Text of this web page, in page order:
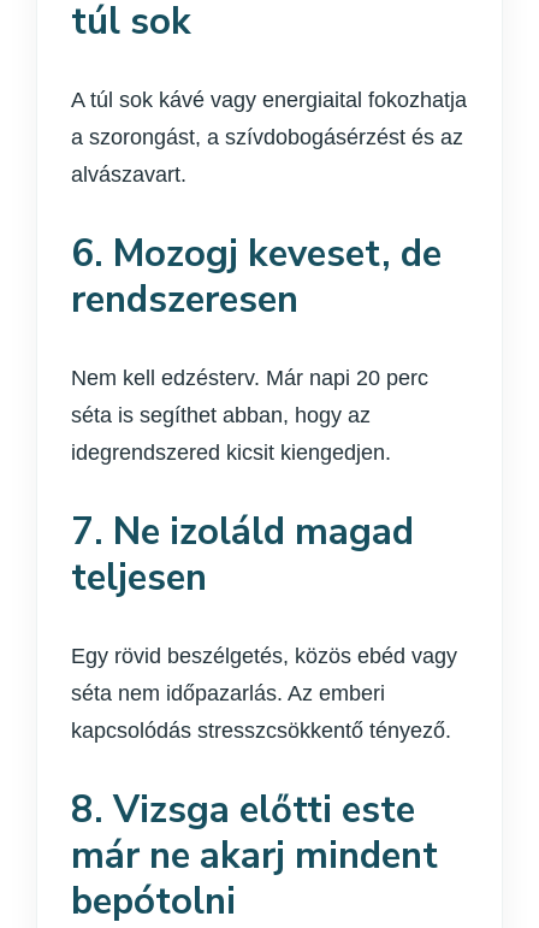
túl sok
A túl sok kávé vagy energiaital fokozhatja
a szorongást, a szívdobogásérzést és az
alvászavart.
6. Mozogj keveset, de
rendszeresen
Nem kell edzésterv. Már napi 20 perc
séta is segíthet abban, hogy az
idegrendszered kicsit kiengedjen.
7. Ne izoláld magad
teljesen
Egy rövid beszélgetés, közös ebéd vagy
séta nem időpazarlás. Az emberi
kapcsolódás stresszcsökkentő tényező.
8. Vizsga előtti este
már ne akarj mindent
bepótolni